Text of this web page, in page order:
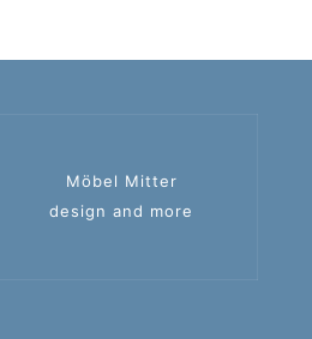
Möbel Mitter
design and more